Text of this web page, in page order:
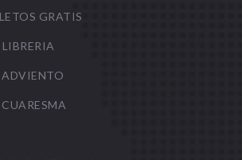
GRATIS
ADVIENTO